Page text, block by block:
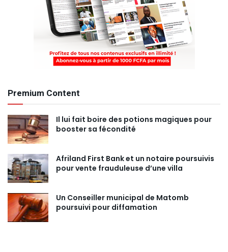
Premium Content
Il lui fait boire des potions magiques pour
booster sa fécondité
Afriland First Bank et un notaire poursuivis
pour vente frauduleuse d’une villa
Un Conseiller municipal de Matomb
poursuivi pour diffamation